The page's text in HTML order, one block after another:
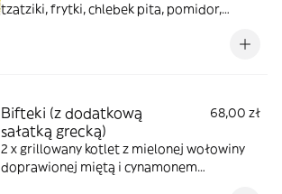
tzatziki, frytki, chlebek pita, pomidor,
Bifteki (z dodatkową
sałatką grecką)
68,00 zł
2 x grillowany kotlet z mielonej wołowiny
doprawionej miętą i cynamonem